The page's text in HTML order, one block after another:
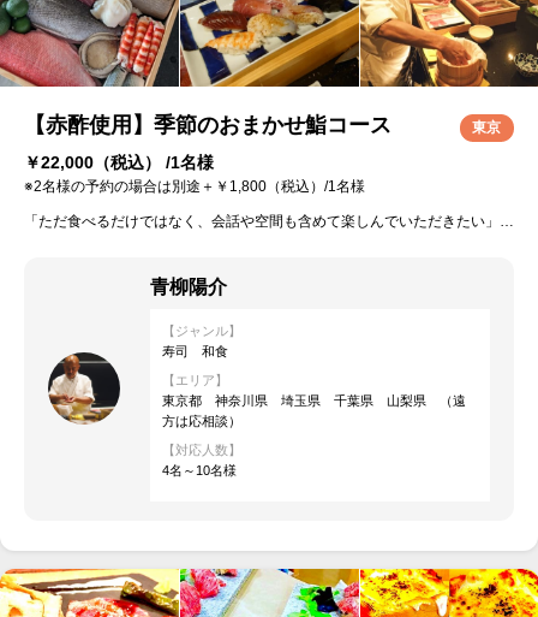
【赤酢使用】季節のおまかせ鮨コース
￥22,000 （税込） /1名様
※2名様の予約の場合は別途＋￥1,800（税込）/1名様
東京
青柳陽介
【ジャンル】
寿司 和食
【エリア】
東京都 神奈川県 埼玉県 千葉県 山梨県 （遠
方は応相談）
【対応人数】
4名～10名様